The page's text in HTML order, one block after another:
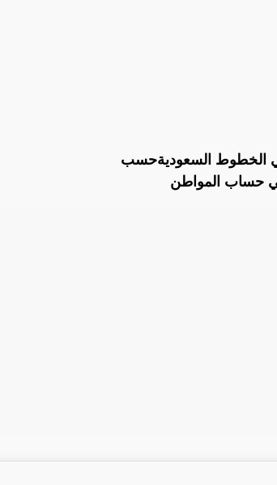
الخطوط السعوديةحسب
حساب المواطن